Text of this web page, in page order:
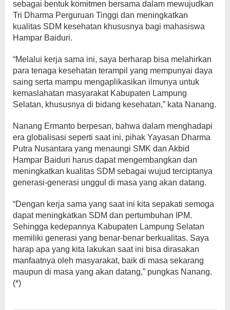
sebagai bentuk komitmen bersama dalam mewujudkan
Tri Dharma Perguruan Tinggi dan meningkatkan
kualitas SDM kesehatan khususnya bagi mahasiswa
Hampar Baiduri.
“Melalui kerja sama ini, saya berharap bisa melahirkan
para tenaga kesehatan terampil yang mempunyai daya
saing serta mampu mengaplikasikan ilmunya untuk
kemaslahatan masyarakat Kabupaten Lampung
Selatan, khususnya di bidang kesehatan,” kata Nanang.
Nanang Ermanto berpesan, bahwa dalam menghadapi
era globalisasi seperti saat ini, pihak Yayasan Dharma
Putra Nusantara yang menaungi SMK dan Akbid
Hampar Baiduri harus dapat mengembangkan dan
meningkatkan kualitas SDM sebagai wujud terciptanya
generasi-generasi unggul di masa yang akan datang.
“Dengan kerja sama yang saat ini kita sepakati semoga
dapat meningkatkan SDM dan pertumbuhan IPM.
Sehingga kedepannya Kabupaten Lampung Selatan
memiliki generasi yang benar-benar berkualitas. Saya
harap apa yang kita lakukan saat ini bisa dirasakan
manfaatnya oleh masyarakat, baik di masa sekarang
maupun di masa yang akan datang,” pungkas Nanang.
(*)